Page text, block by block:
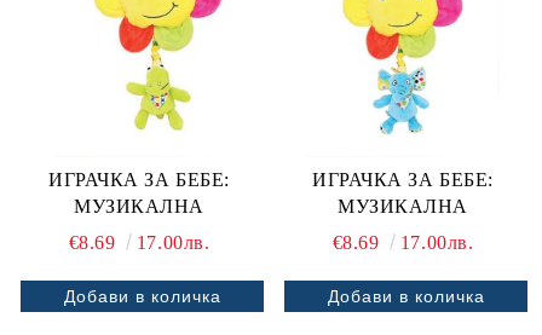
ИГРАЧКА ЗА БЕБЕ:
МУЗИКАЛНА
€8.69
17.00лв.
ИГРАЧКА ЗА БЕБЕ:
МУЗИКАЛНА
€8.69
17.00лв.